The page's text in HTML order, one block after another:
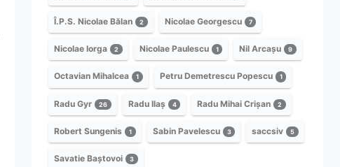
Î.P.S. Nicolae Bălan 2 Nicolae Georgescu 7
Nicolae Iorga 2 Nicolae Paulescu 1 Nil Arcașu 9
Octavian Mihalcea 1 Petru Demetrescu Popescu 1
Radu Gyr 26 Radu Ilaș 4 Radu Mihai Crișan 2
Robert Sungenis 1 Sabin Pavelescu 3 saccsiv 5
Savatie Baștovoi 3